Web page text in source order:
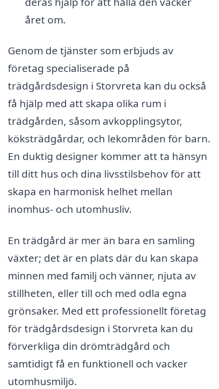
året om.
Genom de tjänster som erbjuds av
företag specialiserade på
trädgårdsdesign i Storvreta kan du också
få hjälp med att skapa olika rum i
trädgården, såsom avkopplingsytor,
köksträdgårdar, och lekområden för barn.
En duktig designer kommer att ta hänsyn
till ditt hus och dina livsstilsbehov för att
skapa en harmonisk helhet mellan
inomhus- och utomhusliv.
En trädgård är mer än bara en samling
växter; det är en plats där du kan skapa
minnen med familj och vänner, njuta av
stillheten, eller till och med odla egna
grönsaker. Med ett professionellt företag
för trädgårdsdesign i Storvreta kan du
förverkliga din drömträdgård och
samtidigt få en funktionell och vacker
utomhusmiljö.